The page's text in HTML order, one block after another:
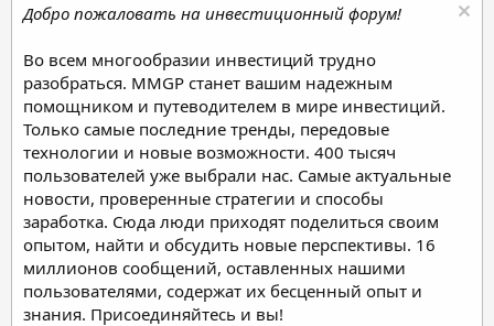
Добро пожаловать на инвестиционный форум!
Во всем многообразии инвестиций трудно
разобраться. MMGP станет вашим надежным
помощником и путеводителем в мире инвестиций.
Только самые последние тренды, передовые
технологии и новые возможности. 400 тысяч
пользователей уже выбрали нас. Самые актуальные
новости, проверенные стратегии и способы
заработка. Сюда люди приходят поделиться своим
опытом, найти и обсудить новые перспективы. 16
миллионов сообщений, оставленных нашими
пользователями, содержат их бесценный опыт и
знания. Присоединяйтесь и вы!